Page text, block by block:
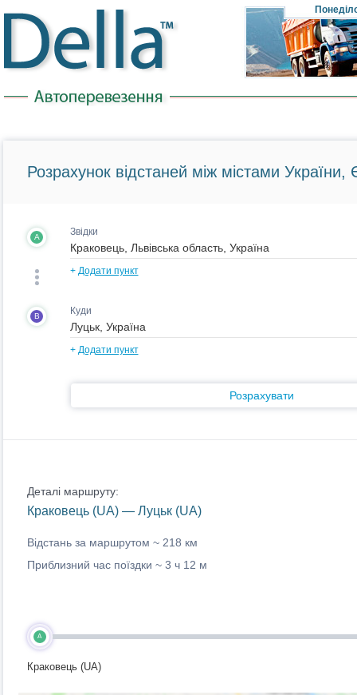
Розрахунок відстаней між містами України,
A Звідки
+ Додати пункт
B Куди
+ Додати пункт
Розрахувати
Деталі маршруту:
Краковець (UA) — Луцьк (UA)
Відстань за маршрутом ~ 218 км
Приблизний час поїздки ~ 3 ч 12 м
A
Краковець (UA)